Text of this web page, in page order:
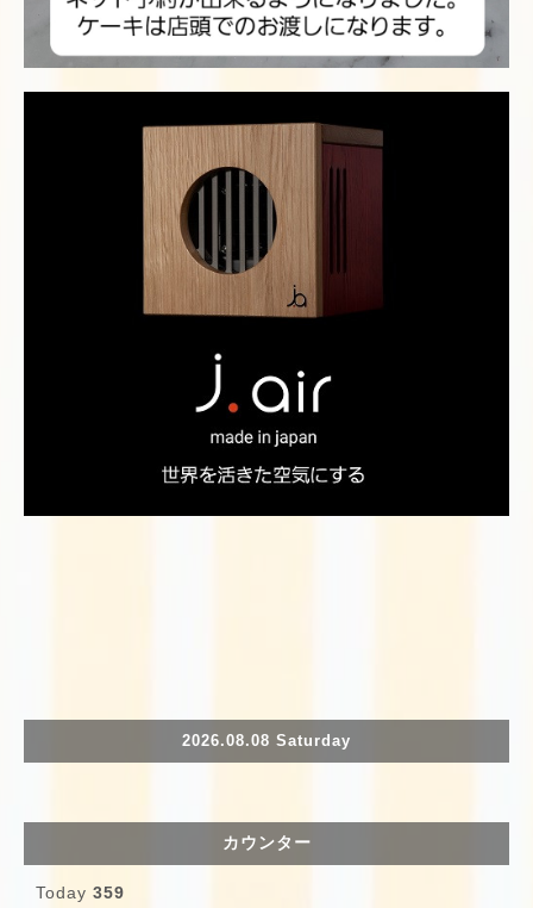
2026.08.08 Saturday
カウンター
Today 359